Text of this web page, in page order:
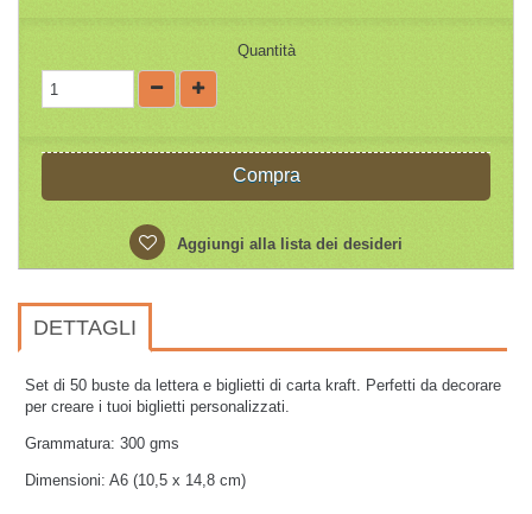
Quantità
Compra
Aggiungi alla lista dei desideri
DETTAGLI
Set di 50 buste da lettera e biglietti di carta kraft. Perfetti da decorare
per creare i tuoi biglietti personalizzati.
Grammatura: 300 gms
Dimensioni: A6 (10,5 x 14,8 cm)